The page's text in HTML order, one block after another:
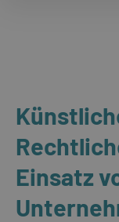
Einsatz